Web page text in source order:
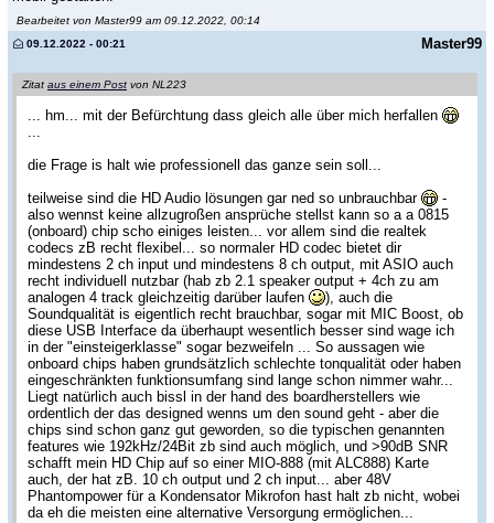
Bearbeitet von Master99 am 09.12.2022, 00:14
Master99
09.12.2022 - 00:21
Zitat aus einem Post von NL223
... hm... mit der Befürchtung dass gleich alle über mich herfallen
...
die Frage is halt wie professionell das ganze sein soll...
teilweise sind die HD Audio lösungen gar ned so unbrauchbar
-
also wennst keine allzugroßen ansprüche stellst kann so a a 0815
(onboard) chip scho einiges leisten... vor allem sind die realtek
codecs zB recht flexibel... so normaler HD codec bietet dir
mindestens 2 ch input und mindestens 8 ch output, mit ASIO auch
recht individuell nutzbar (hab zb 2.1 speaker output + 4ch zu am
analogen 4 track gleichzeitig darüber laufen
), auch die
Soundqualität is eigentlich recht brauchbar, sogar mit MIC Boost, ob
diese USB Interface da überhaupt wesentlich besser sind wage ich
in der "einsteigerklasse" sogar bezweifeln ... So aussagen wie
onboard chips haben grundsätzlich schlechte tonqualität oder haben
eingeschränkten funktionsumfang sind lange schon nimmer wahr...
Liegt natürlich auch bissl in der hand des boardherstellers wie
ordentlich der das designed wenns um den sound geht - aber die
chips sind schon ganz gut geworden, so die typischen genannten
features wie 192kHz/24Bit zb sind auch möglich, und >90dB SNR
schafft mein HD Chip auf so einer MIO-888 (mit ALC888) Karte
auch, der hat zB. 10 ch output und 2 ch input... aber 48V
Phantompower für a Kondensator Mikrofon hast halt zb nicht, wobei
da eh die meisten eine alternative Versorgung ermöglichen...